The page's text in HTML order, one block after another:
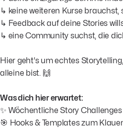
↳ keine weiteren Kurse brauchst,
↳ Feedback auf deine Stories
↳ eine Community suchst, die
Hier geht's um echtes
alleine bist. 🙌
Was dich hier erwartet:
✨ Wöchentliche Story
🎯 Hooks & Templates zum